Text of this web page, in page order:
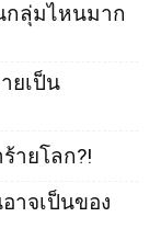
กลุ่มไหนมาก
ยเป็น
ายโลก?!
าจเป็นของ